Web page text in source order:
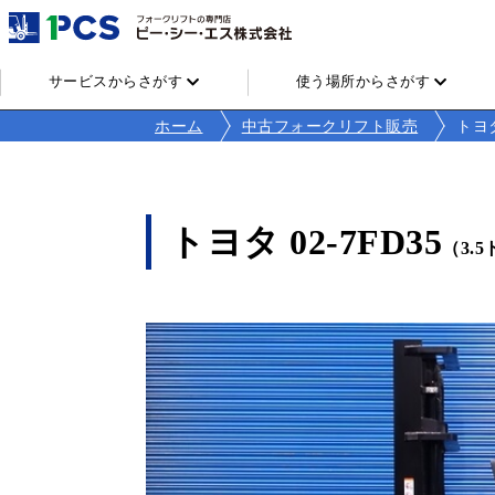
サービスからさがす 使う場所からさがす
ホーム 中古フォークリフト販売 ト
トヨタ 02-7FD35 （